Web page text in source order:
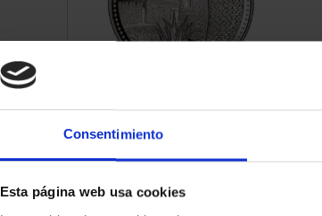
Consentimiento
Esta página web usa cookies
73,00 €